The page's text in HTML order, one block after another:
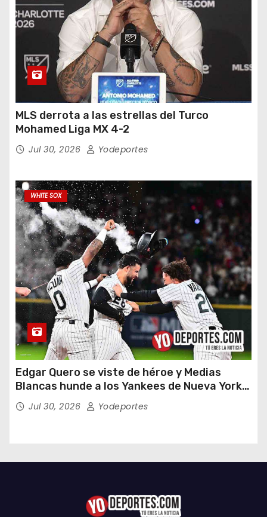
MLS derrota a las estrellas del Turco
Mohamed Liga MX 4-2
Jul 30, 2026 Yodeportes
WHITE SOX
Edgar Quero se viste de héroe y Medias
Blancas hunde a los Yankees de Nueva York
en doce entradas
Jul 30, 2026 Yodeportes